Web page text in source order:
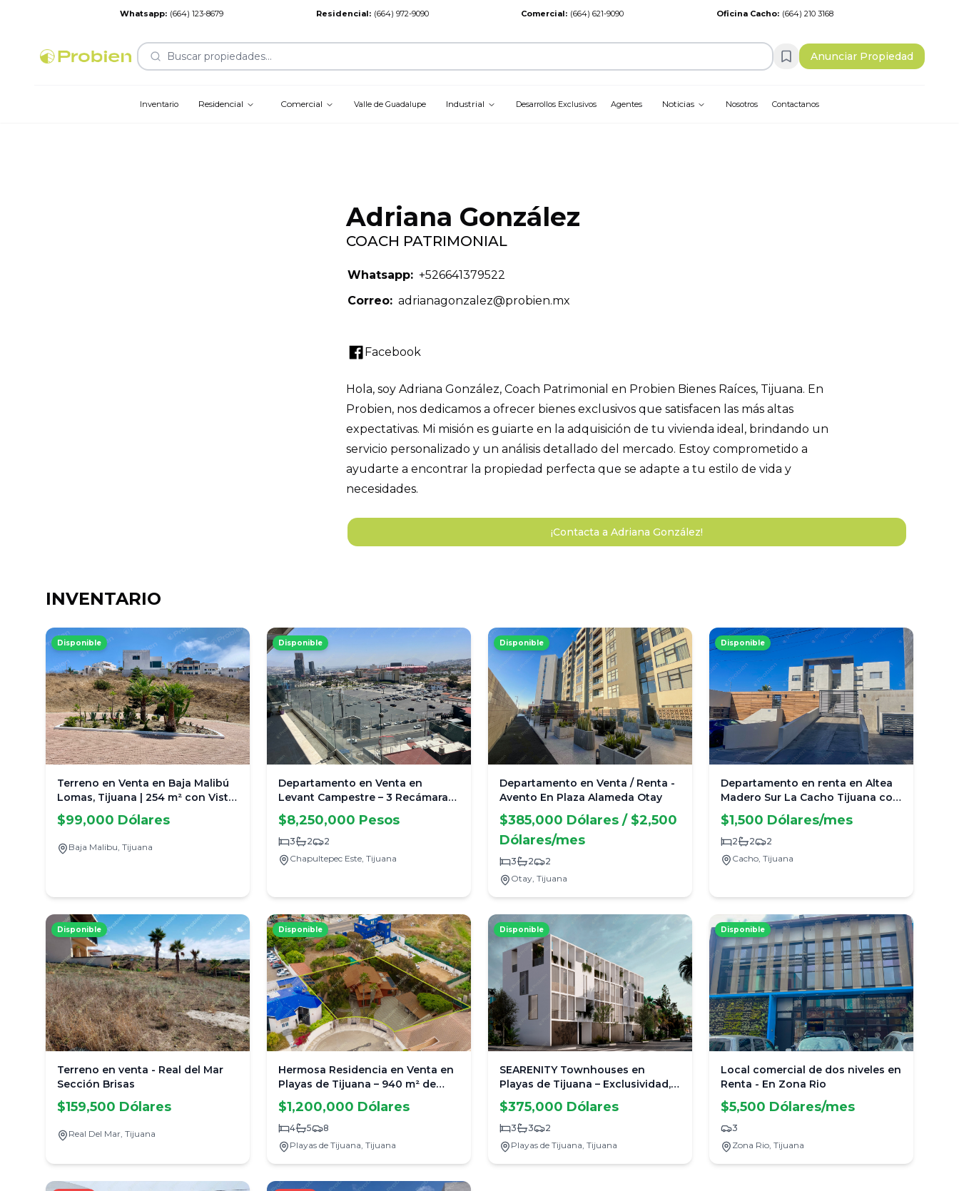
Whatsapp: (664) 123-8679 Residencial: (664) 972-9090 Comercial: (664) 621-9090 Oficina Cacho: (664) 210 3168
Buscar propiedades... Anunciar Propiedad
Inventario Residencial Comercial Valle de Guadalupe Industrial Desarrollos Exclusivos Agentes Noticias Nosotros Contactanos
Adriana González
COACH PATRIMONIAL
Whatsapp: +526641379522
Correo: adrianagonzalez@probien.mx
Facebook
Hola, soy Adriana González, Coach Patrimonial en Probien Bienes Raíces, Tijuana. En
Probien, nos dedicamos a ofrecer bienes exclusivos que satisfacen las más altas
expectativas. Mi misión es guiarte en la adquisición de tu vivienda ideal, brindando un
servicio personalizado y un análisis detallado del mercado. Estoy comprometido a
ayudarte a encontrar la propiedad perfecta que se adapte a tu estilo de vida y
necesidades.
¡Contacta a Adriana González!
INVENTARIO
Disponible
Terreno en Venta en Baja Malibú
Lomas, Tijuana | 254 m² con Vista
al Mar
$99,000 Dólares
Baja Malibu, Tijuana
Disponible
Departamento en Venta en
Levant Campestre – 3 Recámaras,
Vista al Estadio y Amenidades de
Lujo
$8,250,000 Pesos
3 2
2
Chapultepec Este, Tijuana
Disponible
Departamento en Venta / Renta -
Avento En Plaza Alameda Otay
$385,000 Dólares / $2,500
Dólares/mes
3 2
2
Otay, Tijuana
Disponible
Departamento en renta en Altea
Madero Sur La Cacho Tijuana con
vista a la ciudad
$1,500 Dólares/mes
2 2
2
Cacho, Tijuana
Disponible
Terreno en venta - Real del Mar
Sección Brisas
$159,500 Dólares
Real Del Mar, Tijuana
Disponible
Hermosa Residencia en Venta en
Playas de Tijuana – 940 m² de
Construcción
$1,200,000 Dólares
4 5
8
Playas de Tijuana, Tijuana
Disponible
SEARENITY Townhouses en
Playas de Tijuana – Exclusividad,
Confort y Rooftop con Vista al
Mar
$375,000 Dólares
3 3
2
Playas de Tijuana, Tijuana
Disponible
Local comercial de dos niveles en
Renta - En Zona Rio
$5,500 Dólares/mes
3
Zona Rio, Tijuana